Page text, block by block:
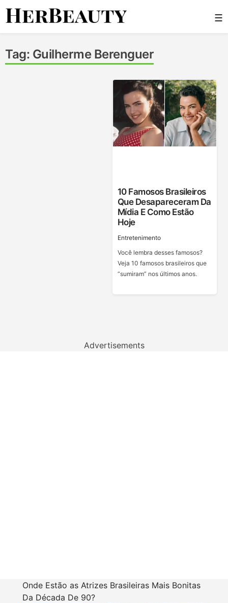
Skip
☰
Tag: Guilherme Berenguer
10 Famosos Brasileiros
Que Desapareceram Da
Mídia E Como Estão
Hoje
Entretenimento
Você lembra desses famosos?
Veja 10 famosos brasileiros que
“sumiram” nos últimos anos.
Advertisements
Onde Estão as Atrizes Brasileiras Mais Bonitas
Da Década De 90?